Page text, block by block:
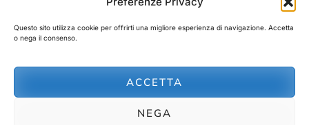
Questo sito utilizza cookie per offrirti una migliore esperienza di navigazione. Accetta
o nega il consenso.
ACCETTA
NEGA
Link rapidi:
abbonamenti@gdodata.it